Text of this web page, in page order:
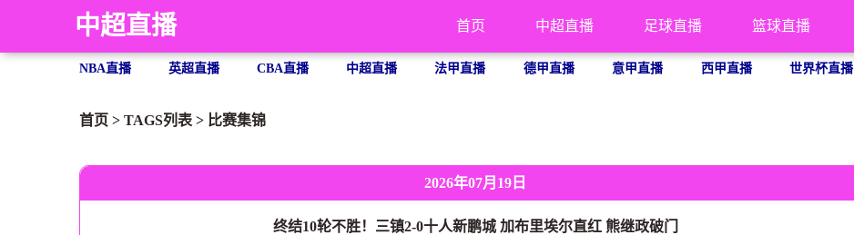
中超直播 首页 中超直播 足球直播 篮球直播
NBA直播 英超直播 CBA直播 中超直播 法甲直播 德甲直播 意甲直播 西甲直播 世界杯直播
首页 > TAGS列表 > 比赛集锦
2026年07月19日
终结10轮不胜！三镇2-0十人新鹏城 加布里埃尔直红 熊继政破门